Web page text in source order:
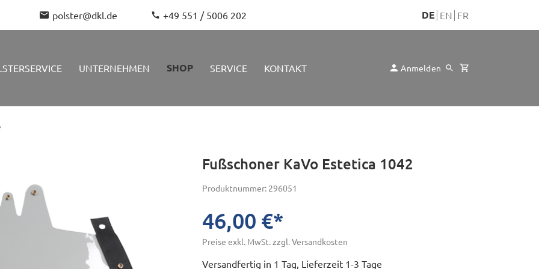
polster@dkl.de +49 551 / 5006 202 DE EN FR
UNTERNEHMEN SHOP SERVICE KONTAKT
Reinigung und
Pflege von
Dentalpolstern
DKL Arbeitsstühle
Anmelden
Fußschoner KaVo Estetica 1042
Produktnummer: 296051
46,00 €*
Preise exkl. MwSt. zzgl. Versandkosten
Versandfertig in 1 Tag, Lieferzeit 1-3 Tage